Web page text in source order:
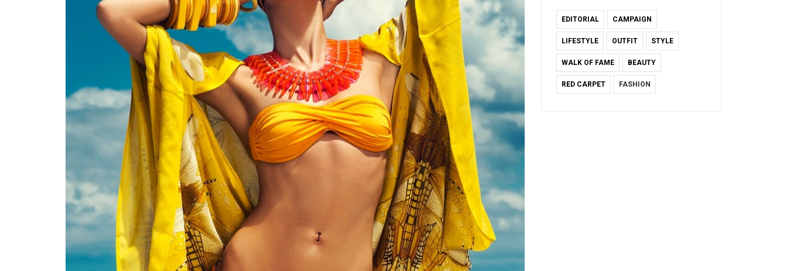
EDITORIAL CAMPAIGN
LIFESTYLE OUTFIT STYLE
WALK OF FAME BEAUTY
RED CARPET FASHION